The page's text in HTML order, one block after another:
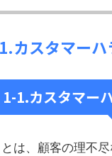
1.カスタマーハ
1-1.カスタマー
は、顧客の理不